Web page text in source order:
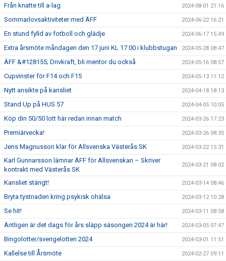
Från knatte till a-lag 2024-08-01 21:16
Sommarlovsaktiviteter med ÄFF 2024-06-22 16:21
En stund fylld av fotboll och glädje 2024-06-17 15:49
Extra årsmöte måndagen den 17 juni KL 17:00 i klubbstugan 2024-05-28 08:47
ÄFF &#128155; Drivkraft, bli mentor du också 2024-05-16 08:57
Cupvinster för F14 och F15 2024-05-13 11:12
Nytt ansikte på kansliet 2024-04-18 18:13
Stand Up på HUS 57 2024-04-05 10:05
Köp din 50/50 lott här redan innan match 2024-03-26 17:23
Premiärvecka! 2024-03-26 08:35
Jens Magnusson klar för Allsvenska Västerås SK 2024-03-22 15:31
Karl Gunnarsson lämnar ÄFF för Allsvenskan – Skriver
kontrakt med Västerås SK
2024-03-21 08:02
Kansliet stängt! 2024-03-14 08:46
Bryta tystnaden kring psykisk ohälsa 2024-03-12 10:28
Se hit! 2024-03-11 08:58
Äntligen är det dags för års släpp säsongen 2024 är här! 2024-03-05 07:47
Bingolotter/sverigelotten 2024 2024-03-01 11:51
Kallelse till Årsmöte 2024-02-27 09:11